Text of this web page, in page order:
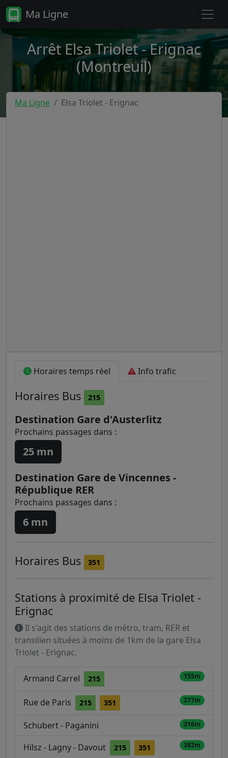
Ma Ligne
Arrêt Elsa Triolet - Erignac
(Montreuil)
Ma Ligne Elsa Triolet - Erignac
Horaires temps réel Info trafic
Horaires Bus 215
Destination Gare d'Austerlitz
Prochains passages dans :
25 mn
Destination Gare de Vincennes -
République RER
Prochains passages dans :
6 mn
Horaires Bus 351
Stations à proximité de Elsa Triolet -
Erignac
Il s'agit des stations de métro, tram, RER et
transilien situées à moins de 1km de la gare Elsa
Triolet - Erignac.
Armand Carrel 215 155m
Rue de Paris 215 351 277m
Schubert - Paganini 316m
Hilsz - Lagny - Davout 215 351 382m